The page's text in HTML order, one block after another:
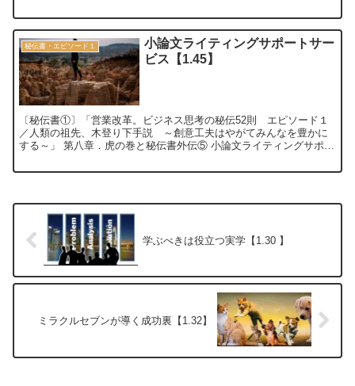
秘伝書・エピソード１
小論文ライティングサポートサー
ビス【1.45】
〔秘伝書①〕「営業改革。ビジネス思考の秘伝52則 エピソード１
／人類の祖先、木登り下手説 ～創意工夫はやがてみんなを豊かに
する～」 第八章．虎の巻と秘伝書外伝⑤ 小論文ライティングサポー
学ぶべきは役立つ実学【1.30 】
ミラクルセブンが導く成功裏【1.32】